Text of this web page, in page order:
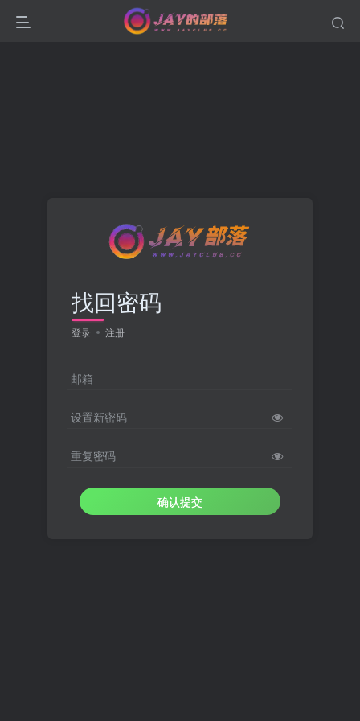
找回密码
登录 注册
邮箱
设置新密码
重复密码
确认提交